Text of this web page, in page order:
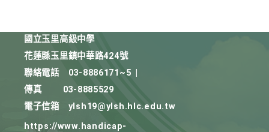
國立玉里高級中學
花蓮縣玉里鎮中華路424號
聯絡電話
03-8886171~5
傳真
03-8885529
電子信箱
ylsh19@ylsh.hlc.edu.tw
https://www.handicap-